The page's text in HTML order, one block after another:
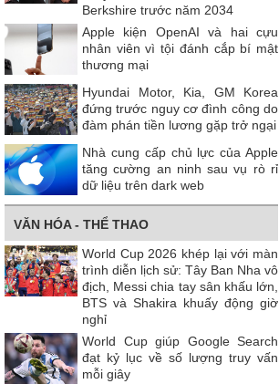
Berkshire trước năm 2034
Apple kiện OpenAI và hai cựu
nhân viên vì tội đánh cắp bí mật
thương mại
Hyundai Motor, Kia, GM Korea
đứng trước nguy cơ đình công do
đàm phán tiền lương gặp trở ngại
Nhà cung cấp chủ lực của Apple
tăng cường an ninh sau vụ rò rỉ
dữ liệu trên dark web
VĂN HÓA - THỂ THAO
World Cup 2026 khép lại với màn
trình diễn lịch sử: Tây Ban Nha vô
địch, Messi chia tay sân khấu lớn,
BTS và Shakira khuấy động giờ
nghỉ
World Cup giúp Google Search
đạt kỷ lục về số lượng truy vấn
mỗi giây